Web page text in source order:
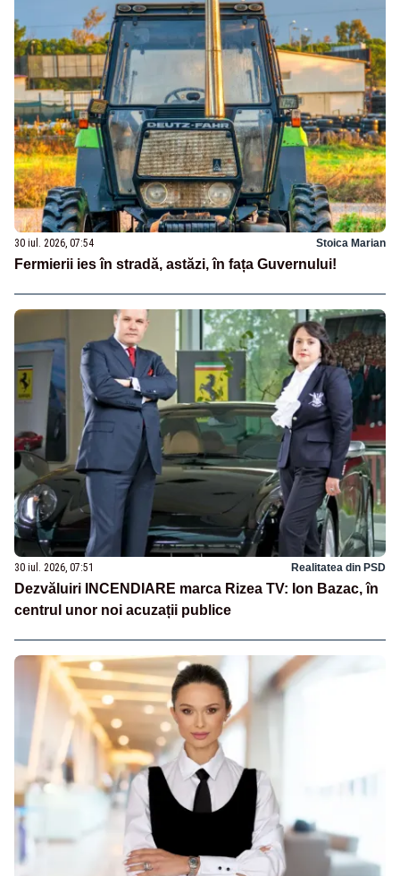
30 iul. 2026, 07:54 Stoica Marian
Fermierii ies în stradă, astăzi, în fața Guvernului!
30 iul. 2026, 07:51 Realitatea din PSD
Dezvăluiri INCENDIARE marca Rizea TV: Ion Bazac, în
centrul unor noi acuzații publice